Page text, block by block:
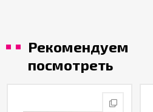
Рекомендуем
посмотреть